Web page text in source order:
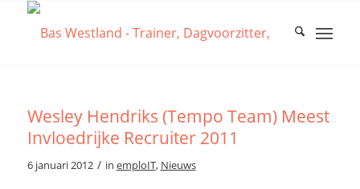
Wesley Hendriks (Tempo Team) Meest
Invloedrijke Recruiter 2011
6 januari 2012 / in emploIT, Nieuws